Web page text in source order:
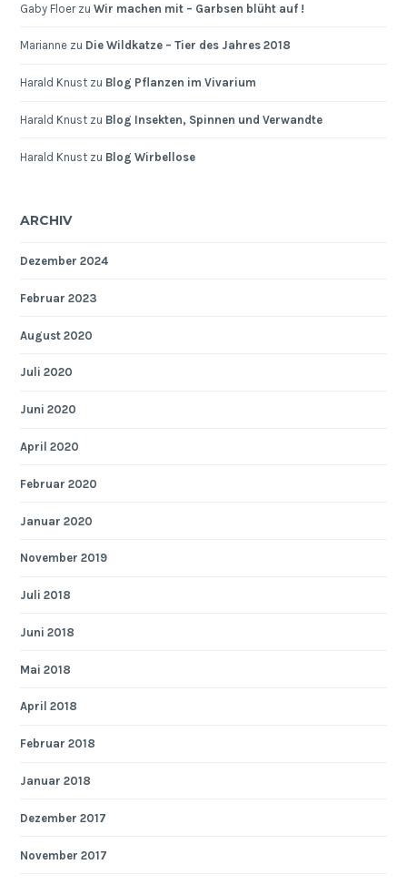
Gaby FloerzuWir machen mit – Garbsen blüht auf !
Marianne zu Die Wildkatze – Tier des Jahres 2018
Harald Knust zu Blog Pflanzen im Vivarium
Harald Knust zu Blog Insekten, Spinnen und Verwandte
Harald Knust zu Blog Wirbellose
ARCHIV
Dezember 2024
Februar 2023
August 2020
Juli 2020
Juni 2020
April 2020
Februar 2020
Januar 2020
November 2019
Juli 2018
Juni 2018
Mai 2018
April 2018
Februar 2018
Januar 2018
Dezember 2017
November 2017